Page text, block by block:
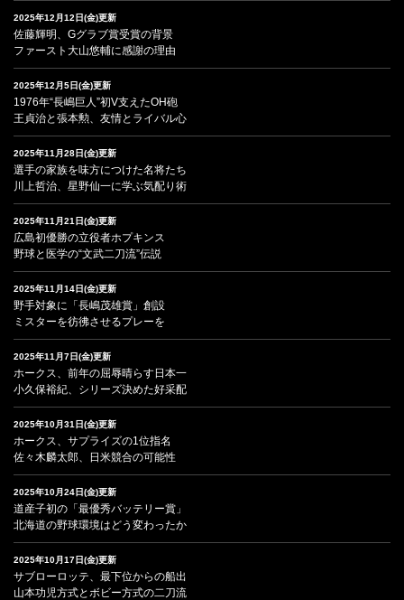
2025年12月12日(金)更新
佐藤輝明、Gグラブ賞受賞の背景
ファースト大山悠輔に感謝の理由
2025年12月5日(金)更新
1976年“長嶋巨人”初V支えたOH砲
王貞治と張本勲、友情とライバル心
2025年11月28日(金)更新
選手の家族を味方につけた名将たち
川上哲治、星野仙一に学ぶ気配り術
2025年11月21日(金)更新
広島初優勝の立役者ホプキンス
野球と医学の“文武二刀流”伝説
2025年11月14日(金)更新
野手対象に「長嶋茂雄賞」創設
ミスターを彷彿させるプレーを
2025年11月7日(金)更新
ホークス、前年の屈辱晴らす日本一
小久保裕紀、シリーズ決めた好采配
2025年10月31日(金)更新
ホークス、サプライズの1位指名
佐々木麟太郎、日米競合の可能性
2025年10月24日(金)更新
道産子初の「最優秀バッテリー賞」
北海道の野球環境はどう変わったか
2025年10月17日(金)更新
サブローロッテ、最下位からの船出
山本功児方式とボビー方式の二刀流